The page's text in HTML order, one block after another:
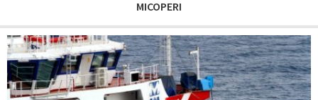
MICOPERI